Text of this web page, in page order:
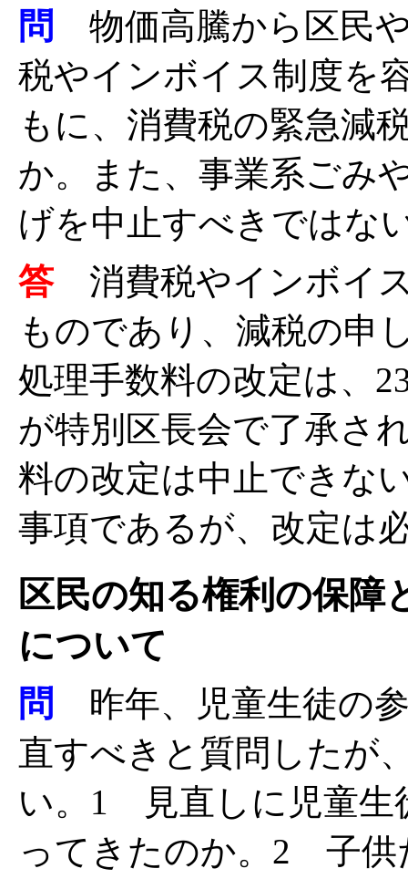
問
物価高騰から区民
税やインボイス制度を
もに、消費税の緊急減
か。また、事業系ごみ
げを中止すべきではな
答 消費税やインボイ
ものであり、減税の申
処理手数料の改定は、
が特別区長会で了承さ
料の改定は中止できな
事項であるが、改定は
区民の知る権利の保障
について
問
昨年、児童生徒の
直すべきと質問したが
い。1 見直しに児童生
ってきたのか。2 子供